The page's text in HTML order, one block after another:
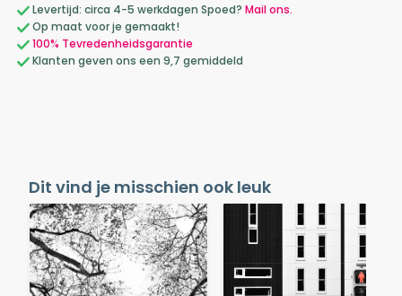
Levertijd: circa 4-5 werkdagen Spoed? Mail ons.
Op maat voor je gemaakt!
100% Tevredenheidsgarantie
Klanten geven ons een 9,7 gemiddeld
Dit vind je misschien ook leuk